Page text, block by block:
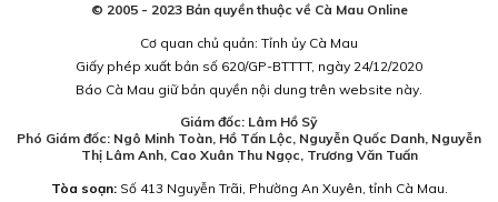
© 2005 - 2023 Bản quyền thuộc về Cà Mau Online
Cơ quan chủ quản: Tỉnh ủy Cà Mau
Giấy phép xuất bản số 620/GP-BTTTT, ngày 24/12/2020
Báo Cà Mau giữ bản quyền nội dung trên website này.
Giám đốc: Lâm Hồ Sỹ
Phó Giám đốc: Ngô Minh Toàn, Hồ Tấn Lộc, Nguyễn Quốc Danh, Nguyễn
Thị Lâm Anh, Cao Xuân Thu Ngọc, Trương Văn Tuấn
Tòa soạn:Số 413 Nguyễn Trãi, Phường An Xuyên, tỉnh Cà Mau.